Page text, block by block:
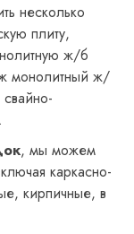
несколько
плиту,
ж/б
монолитный ж/
, мы можем
каркасно-
кирпичные, в